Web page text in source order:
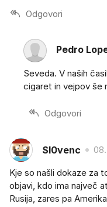
Odgovori
Pedro
Seveda. V naših
cigaret in vejpov še
Odgovori
Sl0venc
Kje so našli dokaze za
objavi, kdo ima največ
Rusija, zares pa